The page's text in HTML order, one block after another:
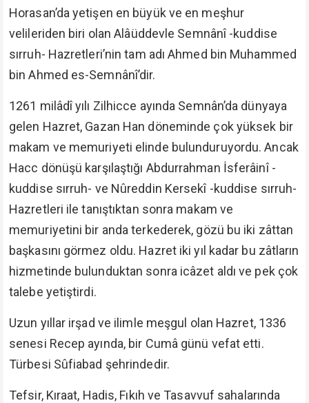
Horasan’da yetişen en büyük ve en meşhur
velileriden biri olan Alâüddevle Semnânî -kuddise
sırruh- Hazretleri’nin tam adı Ahmed bin Muhammed
bin Ahmed es-Semnânî’dir.
1261 milâdî yılı Zilhicce ayında Semnân’da dünyaya
gelen Hazret, Gazan Han döneminde çok yüksek bir
makam ve memuriyeti elinde bulunduruyordu. Ancak
Hacc dönüşü karşılaştığı Abdurrahman İsferâinî -
kuddise sırruh- ve Nûreddin Kersekî -kuddise sırruh-
Hazretleri ile tanıştıktan sonra makam ve
memuriyetini bir anda terkederek, gözü bu iki zâttan
başkasını görmez oldu. Hazret iki yıl kadar bu zâtların
hizmetinde bulunduktan sonra icâzet aldı ve pek çok
talebe yetiştirdi.
Uzun yıllar irşad ve ilimle meşgul olan Hazret, 1336
senesi Recep ayında, bir Cumâ günü vefat etti.
Türbesi Sûfiabad şehrindedir.
Tefsir, Kıraat, Hadis, Fıkıh ve Tasavvuf sahalarında